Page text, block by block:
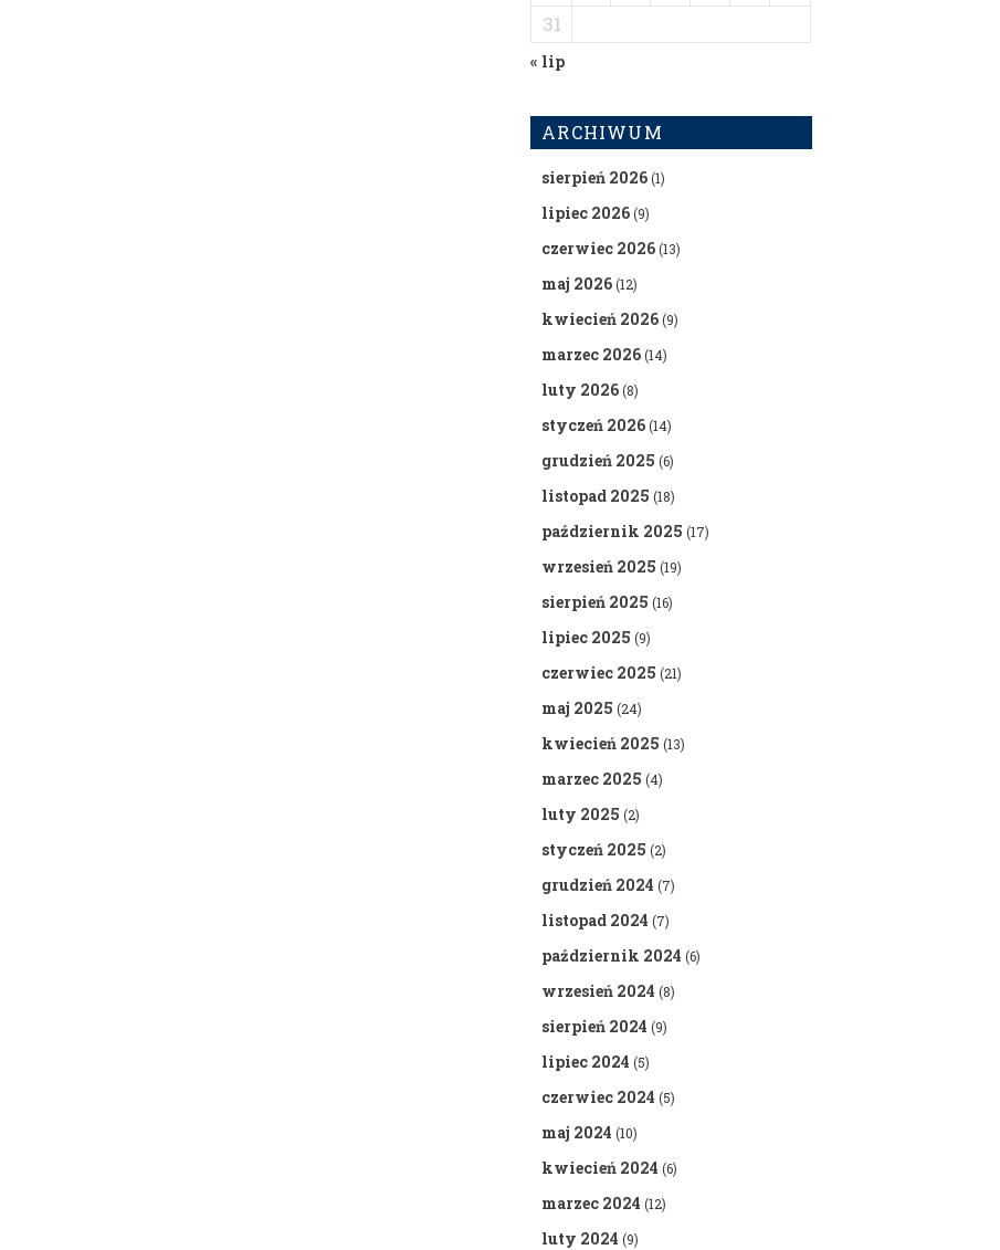
31
« lip
ARCHIWUM
sierpień 2026(1)
lipiec 2026(9)
czerwiec 2026(13)
maj 2026(12)
kwiecień 2026(9)
marzec 2026(14)
luty 2026(8)
styczeń 2026(14)
grudzień 2025 (6)
listopad 2025 (18)
październik 2025 (17)
wrzesień 2025 (19)
sierpień 2025 (16)
lipiec 2025 (9)
czerwiec 2025 (21)
maj 2025 (24)
kwiecień 2025 (13)
marzec 2025 (4)
luty 2025 (2)
styczeń 2025 (2)
grudzień 2024 (7)
listopad 2024 (7)
październik 2024 (6)
wrzesień 2024 (8)
sierpień 2024 (9)
lipiec 2024 (5)
czerwiec 2024 (5)
maj 2024 (10)
kwiecień 2024 (6)
marzec 2024 (12)
luty 2024 (9)